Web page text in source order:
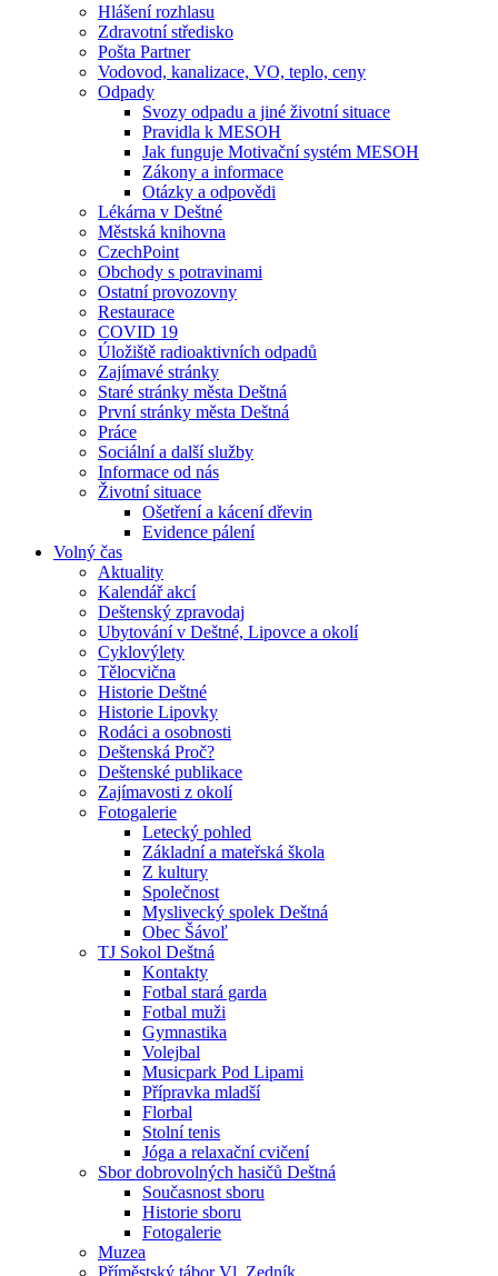
Hlášení rozhlasu
Zdravotní středisko
Pošta Partner
Vodovod, kanalizace, VO, teplo, ceny
Odpady
Svozy odpadu a jiné životní situace
Pravidla k MESOH
Jak funguje Motivační systém MESOH
Zákony a informace
Otázky a odpovědi
Lékárna v Deštné
Městská knihovna
CzechPoint
Obchody s potravinami
Ostatní provozovny
Restaurace
COVID 19
Úložiště radioaktivních odpadů
Zajímavé stránky
Staré stránky města Deštná
První stránky města Deštná
Práce
Sociální a další služby
Informace od nás
Životní situace
Ošetření a kácení dřevin
Evidence pálení
Volný čas
Aktuality
Kalendář akcí
Deštenský zpravodaj
Ubytování v Deštné, Lipovce a okolí
Cyklovýlety
Tělocvična
Historie Deštné
Historie Lipovky
Rodáci a osobnosti
Deštenská Proč?
Deštenské publikace
Zajímavosti z okolí
Fotogalerie
Letecký pohled
Základní a mateřská škola
Z kultury
Společnost
Myslivecký spolek Deštná
Obec Šávoľ
TJ Sokol Deštná
Kontakty
Fotbal stará garda
Fotbal muži
Gymnastika
Volejbal
Musicpark Pod Lipami
Přípravka mladší
Florbal
Stolní tenis
Jóga a relaxační cvičení
Sbor dobrovolných hasičů Deštná
Současnost sboru
Historie sboru
Fotogalerie
Muzea
Příměstský tábor Vl. Zedník